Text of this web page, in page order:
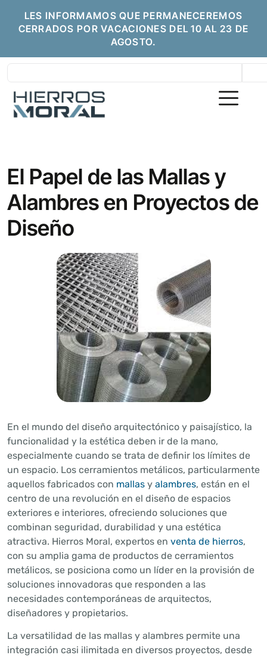
LES INFORMAMOS QUE PERMANECEREMOS
CERRADOS POR VACACIONES DEL 10 AL 23 DE
AGOSTO.
El Papel de las Mallas y
Alambres en Proyectos de
Diseño
En el mundo del diseño arquitectónico y paisajístico, la
funcionalidad y la estética deben ir de la mano,
especialmente cuando se trata de definir los límites de
un espacio. Los cerramientos metálicos, particularmente
aquellos fabricados con mallas y alambres, están en el
centro de una revolución en el diseño de espacios
exteriores e interiores, ofreciendo soluciones que
combinan seguridad, durabilidad y una estética
atractiva. Hierros Moral, expertos en venta de hierros,
con su amplia gama de productos de cerramientos
metálicos, se posiciona como un líder en la provisión de
soluciones innovadoras que responden a las
necesidades contemporáneas de arquitectos,
diseñadores y propietarios.
La versatilidad de las mallas y alambres permite una
integración casi ilimitada en diversos proyectos, desde